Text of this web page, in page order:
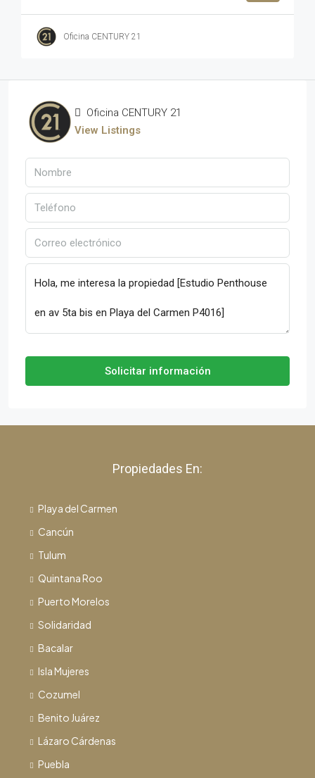
Oficina CENTURY 21
Oficina CENTURY 21
View Listings
Solicitar información
Propiedades En:
Playa del Carmen
Cancún
Tulum
Quintana Roo
Puerto Morelos
Solidaridad
Bacalar
Isla Mujeres
Cozumel
Benito Juárez
Lázaro Cárdenas
Puebla